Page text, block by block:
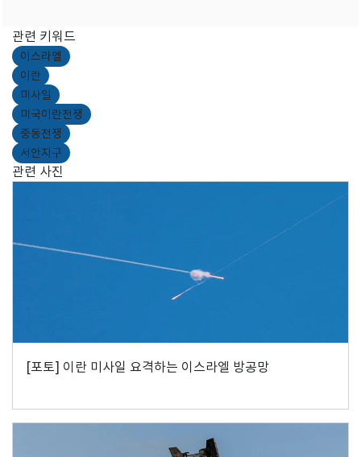
관련 키워드
이스라엘
이란
미사일
미국이란전쟁
중동전쟁
서안지구
관련 사진
[포토] 이란 미사일 요격하는 이스라엘 방공망